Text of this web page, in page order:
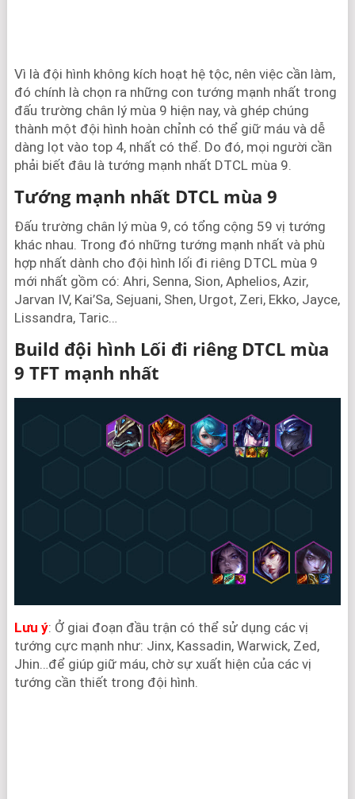
Vì là đội hình không kích hoạt hệ tộc, nên việc cần làm,
đó chính là chọn ra những con tướng mạnh nhất trong
đấu trường chân lý mùa 9 hiện nay, và ghép chúng
thành một đội hình hoàn chỉnh có thể giữ máu và dễ
dàng lọt vào top 4, nhất có thể. Do đó, mọi người cần
phải biết đâu là tướng mạnh nhất DTCL mùa 9.
Tướng mạnh nhất DTCL mùa 9
Đấu trường chân lý mùa 9, có tổng cộng 59 vị tướng
khác nhau. Trong đó những tướng mạnh nhất và phù
hợp nhất dành cho đội hình lối đi riêng DTCL mùa 9
mới nhất gồm có: Ahri, Senna, Sion, Aphelios, Azir,
Jarvan IV, Kai’Sa, Sejuani, Shen, Urgot, Zeri, Ekko, Jayce,
Lissandra, Taric…
Build đội hình Lối đi riêng DTCL mùa
9 TFT mạnh nhất
Lưu ý: Ở giai đoạn đầu trận có thể sử dụng các vị
tướng cực mạnh như: Jinx, Kassadin, Warwick, Zed,
Jhin…để giúp giữ máu, chờ sự xuất hiện của các vị
tướng cần thiết trong đội hình.